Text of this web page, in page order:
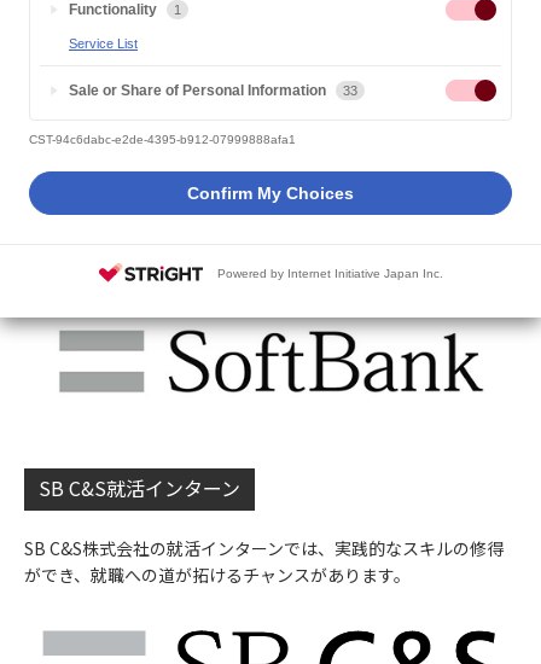
Functionality 1
Service List
Sale or Share of Personal Information 33
CST-94c6dabc-e2de-4395-b912-07999888afa1
Confirm My Choices
Powered by Internet Initiative Japan Inc.
就活インターンは、学生がソフトバンクの中で、さまざまな業務
を体験できる制度です。さまざまな部署に配属され、ソフトバン
ソフトバンク就活インターン
ソフトバンク株式会社の就活インターンでは、最先端のビジネス
SB C&S就活インターン
SB C&S株式会社の就活インターンでは、実践的なスキルの修得
ができ、就職への道が拓けるチャンスがあります。